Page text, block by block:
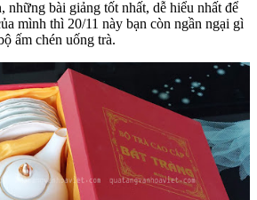
những bài giảng tốt nhất, dễ hiểu nhất để
mình thì 20/11 này bạn còn ngần ngại gì
ấm chén uống trà.